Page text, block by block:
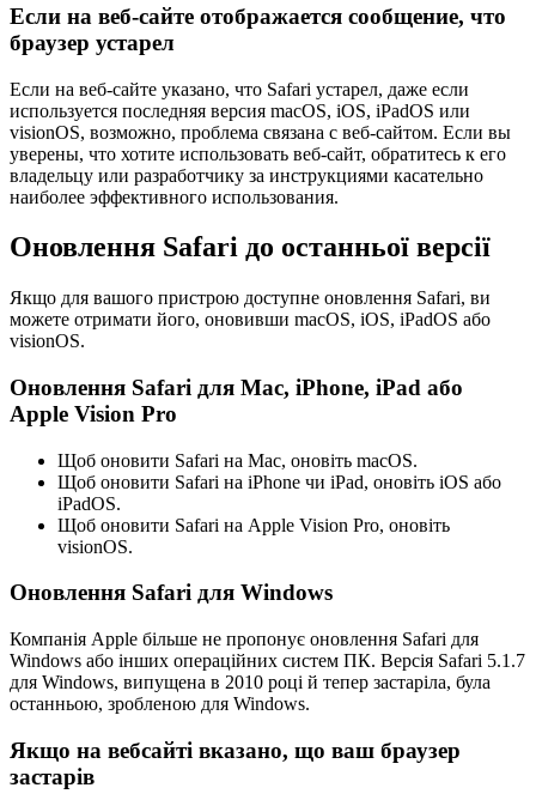
Если на веб-сайте отображается сообщение, что
браузер устарел
Если на веб-сайте указано, что Safari устарел, даже если
используется последняя версия macOS, iOS, iPadOS или
visionOS, возможно, проблема связана с веб-сайтом. Если вы
уверены, что хотите использовать веб-сайт, обратитесь к его
владельцу или разработчику за инструкциями касательно
наиболее эффективного использования.
Оновлення Safari до останньої версії
Якщо для вашого пристрою доступне оновлення Safari, ви
можете отримати його, оновивши macOS, iOS, iPadOS або
visionOS.
Оновлення Safari для Mac, iPhone, iPad або
Apple Vision Pro
Щоб оновити Safari на Mac, оновіть macOS.
Щоб оновити Safari на iPhone чи iPad, оновіть iOS або
iPadOS.
Щоб оновити Safari на Apple Vision Pro, оновіть
visionOS.
Оновлення Safari для Windows
Компанія Apple більше не пропонує оновлення Safari для
Windows або інших операційних систем ПК. Версія Safari 5.1.7
для Windows, випущена в 2010 році й тепер застаріла, була
останньою, зробленою для Windows.
Якщо на вебсайті вказано, що ваш браузер
застарів